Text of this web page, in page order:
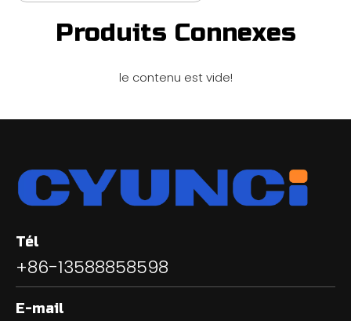
Produits Connexes
le contenu est vide!
Tél
+86-13588858598
E-mail